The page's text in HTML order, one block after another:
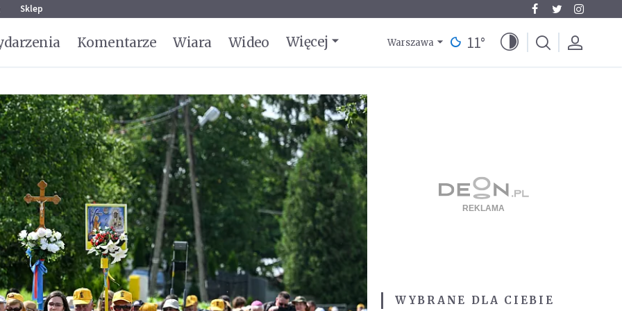
Sklep
Komentarze Wiara Wideo Więcej Warszawa 11°
WYBRANE DLA CIEBIE